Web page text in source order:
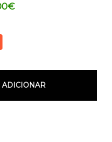
€
ADICIONAR